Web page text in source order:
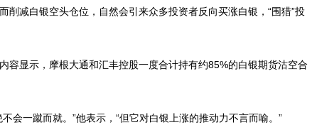
削减白银空头仓位，自然会引来众多投资者反向买涨白银，“围猎”投
显示，摩根大通和汇丰控股一度合计持有约85%的白银期货沽空合
一蹴而就。”他表示，“但它对白银上涨的推动力不言而喻。”